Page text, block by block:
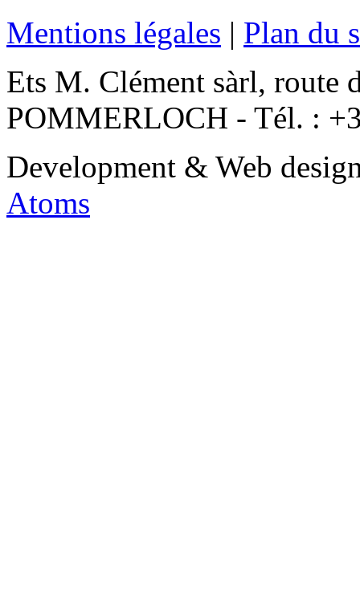
Mentions légales | Plan du
Ets M. Clément sàrl, route
POMMERLOCH - Tél. :
Development & Web
Atoms